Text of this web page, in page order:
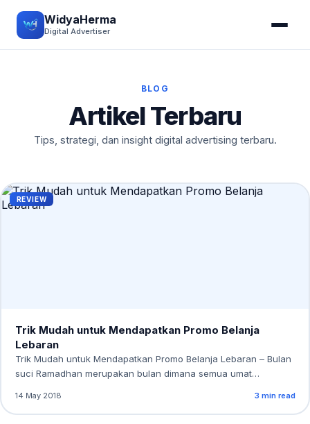
WidyaHerma
Digital Advertiser
BLOG
Artikel Terbaru
Tips, strategi, dan insight digital advertising terbaru.
REVIEW
Trik Mudah untuk Mendapatkan Promo Belanja
Lebaran
Trik Mudah untuk Mendapatkan Promo Belanja Lebaran – Bulan
suci Ramadhan merupakan bulan dimana semua umat…
14 May 2018 3 min read